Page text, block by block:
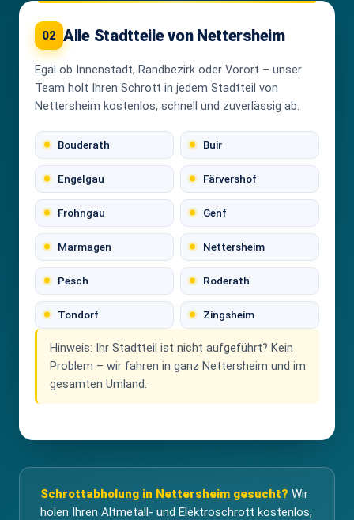
02 Alle Stadtteile von Nettersheim
Egal ob Innenstadt, Randbezirk oder Vorort – unser
Team holt Ihren Schrott in jedem Stadtteil von
Nettersheim kostenlos, schnell und zuverlässig ab.
Bouderath Buir
Engelgau Färvershof
Frohngau Genf
Marmagen Nettersheim
Pesch Roderath
Tondorf Zingsheim
Hinweis: Ihr Stadtteil ist nicht aufgeführt? Kein
Problem – wir fahren in ganz Nettersheim und im
gesamten Umland.
Schrottabholung in Nettersheim gesucht? Wir
holen Ihren Altmetall- und Elektroschrott kostenlos,